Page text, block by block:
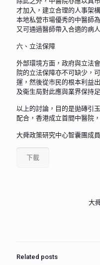
才加入，建立合理的人事架
本地私營市場優秀的中醫師
又可通過醫師帶入合適的病
六、立法保障
外部環境方面，政府與立法
院的立法保障亦不可缺少，
運，然後從市民的根本利益
及衛生局對此應與業界保持
以上的討論，目的是拋磚引
配合，香港成立首間中醫院
大舜政策研究中心智囊團成
下載
大
Related posts